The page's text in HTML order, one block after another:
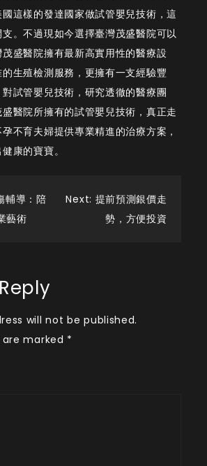
醫
院
不
會
辜
負
期
這樣的發達國家做試管嬰兒技術，這
。不過現如今選擇臺灣茂盛醫院可以
盛醫院擁有最新高實用性的醫療設
生殖檢測服務，更擁有一支經驗豐
試管嬰兒技術，研究透徹的醫療團
醫院所擁有的試管嬰兒技術，真正走
不育夫婦提供專業精進的治療方案，
康的寶寶。
輔導：陪
藝術
Next: 提前預測銀價走
勢，方便投資
will not be published.
marked *